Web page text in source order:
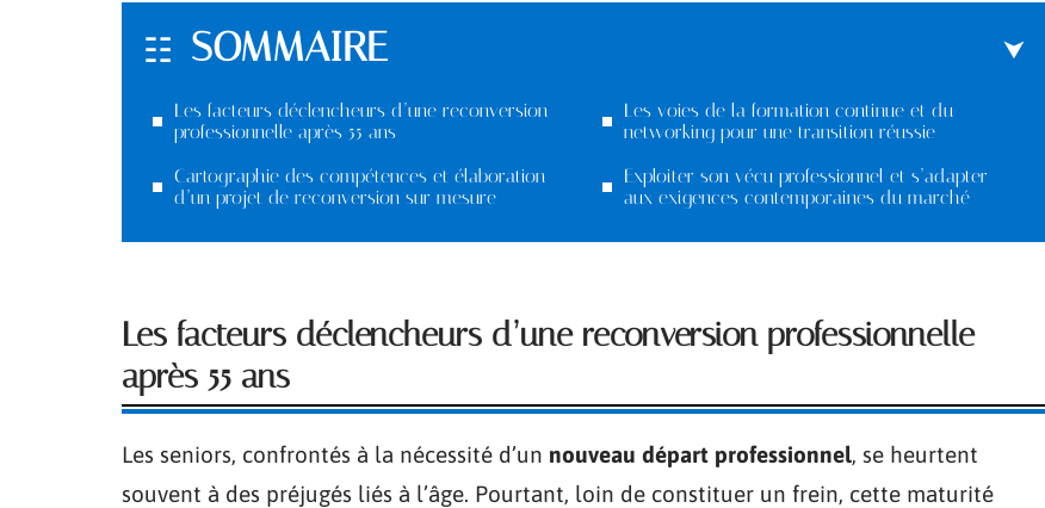
SOMMAIRE
Les facteurs déclencheurs d’une reconversion
professionnelle après 55 ans
Cartographie des compétences et élaboration
d’un projet de reconversion sur mesure
Les voies de la formation continue et du
networking pour une transition réussie
Exploiter son vécu professionnel et s’adapter
aux exigences contemporaines du marché
Les facteurs déclencheurs d’une reconversion professionnelle
après 55 ans
Les seniors, confrontés à la nécessité d’un nouveau départ professionnel, se heurtent
souvent à des préjugés liés à l’âge. Pourtant, loin de constituer un frein, cette maturité